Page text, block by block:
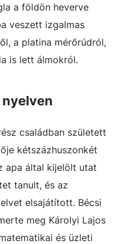
a földön heverve
veszett izgalmas
a platina mérőrúdról,
is lett álmokról.
családban született
kétszázhuszonkét
apa által kijelölt utat
tanult, és az
elsajátított. Bécsi
meg Károlyi Lajos
és üzleti